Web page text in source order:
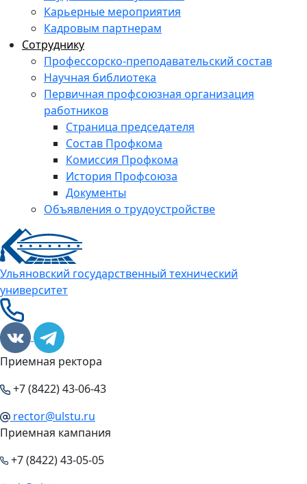
Карьерные мероприятия
Кадровым партнерам
Сотруднику
Профессорско-преподавательский состав
Научная библиотека
Первичная профсоюзная организация
работников
Страница председателя
Состав Профкома
Комиссия Профкома
История Профсоюза
Документы
Объявления о трудоустройстве
Ульяновский государственный технический
университет
Приемная ректора
+7 (8422) 43-06-43
rector@ulstu.ru
Приемная кампания
+7 (8422) 43-05-05